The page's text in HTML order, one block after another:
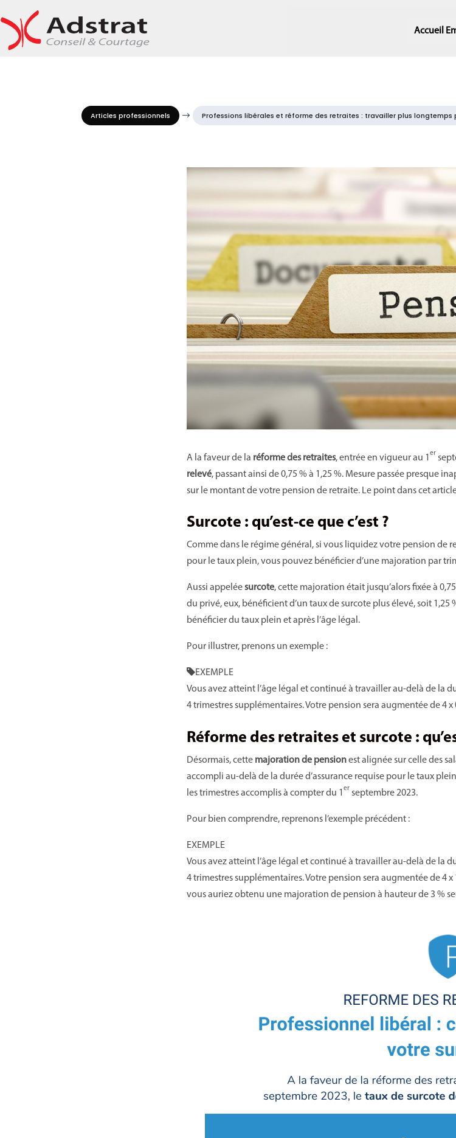
Accueil
Articles professionnels $ Professions libérales et réforme des retraites : travailler plus
A la faveur de la réforme des retraites, entrée en vigueur au 1 er
relevé, passant ainsi de 0,75 % à 1,25 %. Mesure passée
sur le montant de votre pension de retraite. Le point dans cet
Surcote : qu’est-ce que c’est ?
Comme dans le régime général, si vous liquidez votre pension de
pour le taux plein, vous pouvez bénéficier d’une majoration par
Aussi appeléesurcote, cette majoration était jusqu’alors fixée à
du privé, eux, bénéficient d’un taux de surcote plus élevé, soit
bénéficier du taux plein et après l’âge légal.
Pour illustrer, prenons un exemple :
EXEMPLE
Vous avez atteint l’âge légal et continué à travailler au-delà de la
4 trimestres supplémentaires. Votre pension sera augmentée de 4 x
Réforme des retraites et surcote :
Désormais, cette majoration de pensionest alignée sur celle des
accompli au-delà de la durée d’assurance requise pour le taux
les trimestres accomplis à compter du 1 er septembre 2023.
Pour bien comprendre, reprenons l’exemple précédent :
EXEMPLE
Vous avez atteint l’âge légal et continué à travailler au-delà de la
4 trimestres supplémentaires. Votre pension sera augmentée de 4
vous auriez obtenu une majoration de pension à hauteur de 3 %